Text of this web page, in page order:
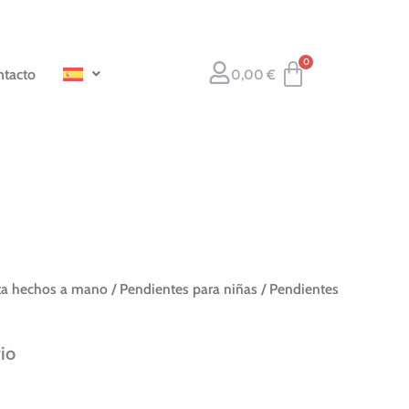
0,00 €
hechos a mano / Pendientes para niñas / Pendientes